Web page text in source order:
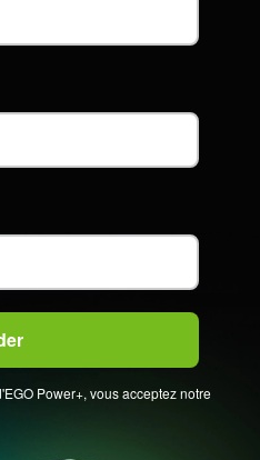
Power+, vous acceptez notre